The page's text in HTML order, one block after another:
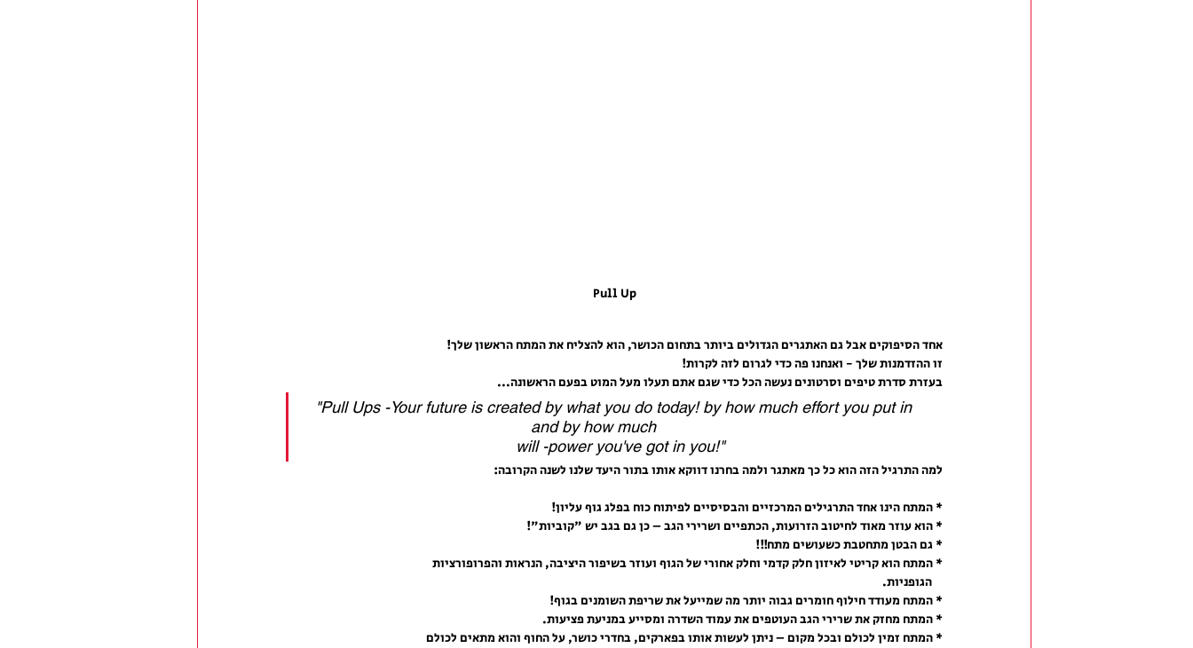
Pull Up
אחד הסיפוקים אבל גם האתגרים הגדולים ביותר בתחום הכושר, הוא להצליח את המתח הראשון שלך!
זו ההזדמנות שלך - ואנחנו פה כדי לגרום לזה לקרות!
בעזרת סדרת טיפים וסרטונים נעשה הכל כדי שגם אתם תעלו מעל המוט בפעם הראשונה...
"Pull Ups -Your future is created by what you do today! by how much effort you put in
and by how much
  will -power you've got in you!"
למה התרגיל הזה הוא כל כך מאתגר ולמה בחרנו דווקא אותו בתור היעד שלנו לשנה הקרובה:
* המתח הינו אחד התרגילים המרכזיים והבסיסיים לפיתוח כוח בפלג גוף עליון!
* הוא עוזר מאוד לחיטוב הזרועות, הכתפיים ושרירי הגב – כן גם בגב יש "קוביות"!
* גם הבטן מתחטבת כשעושים מתח!!!
* המתח הוא קריטי לאיזון חלק קדמי וחלק אחורי של הגוף ועוזר בשיפור היציבה, הנראות והפרופורציות
* המתח מעודד חילוף חומרים גבוה יותר מה שמייעל את שריפת השומנים בגוף!
* המתח מחזק את שרירי הגב העוטפים את עמוד השדרה ומסייע במניעת פציעות.
* המתח זמין לכולם ובכל מקום – ניתן לעשות אותו בפארקים, בחדרי כושר, על החוף והוא מתאים לכולם